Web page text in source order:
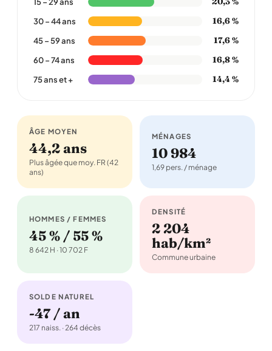
30 – 44 ans 16,6 %
45 – 59 ans 17,6 %
60 – 74 ans 16,8 %
75 ans et + 14,4 %
ÂGE MOYEN
44,2 ans
Plus âgée que moy. FR (42
ans)
MÉNAGES
10 984
1,69 pers. / ménage
HOMMES / FEMMES
45 % / 55 %
8 642 H · 10 702 F
DENSITÉ
2 204
hab/km²
Commune urbaine
SOLDE NATUREL
-47 / an
217 naiss. · 264 décès